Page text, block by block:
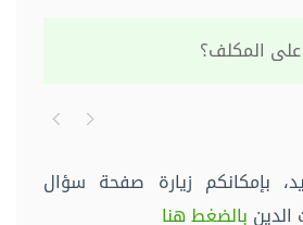
المكلف؟
بإمكانكم زيارة صفحة سؤال
بالضغط هنا